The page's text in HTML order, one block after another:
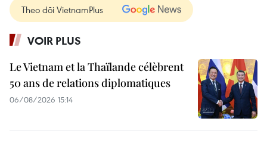
Theo dõi VietnamPlus
VOIR PLUS
Le Vietnam et la Thaïlande célèbrent
50 ans de relations diplomatiques
06/08/2026 15:14